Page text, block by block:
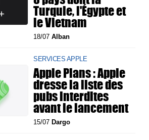
Turquie, l'Égypte et
le Vietnam
18/07Alban
SERVICES APPLE
Apple Plans : Apple
dresse la liste des
pubs interdites
avant le lancement
15/07 Dargo